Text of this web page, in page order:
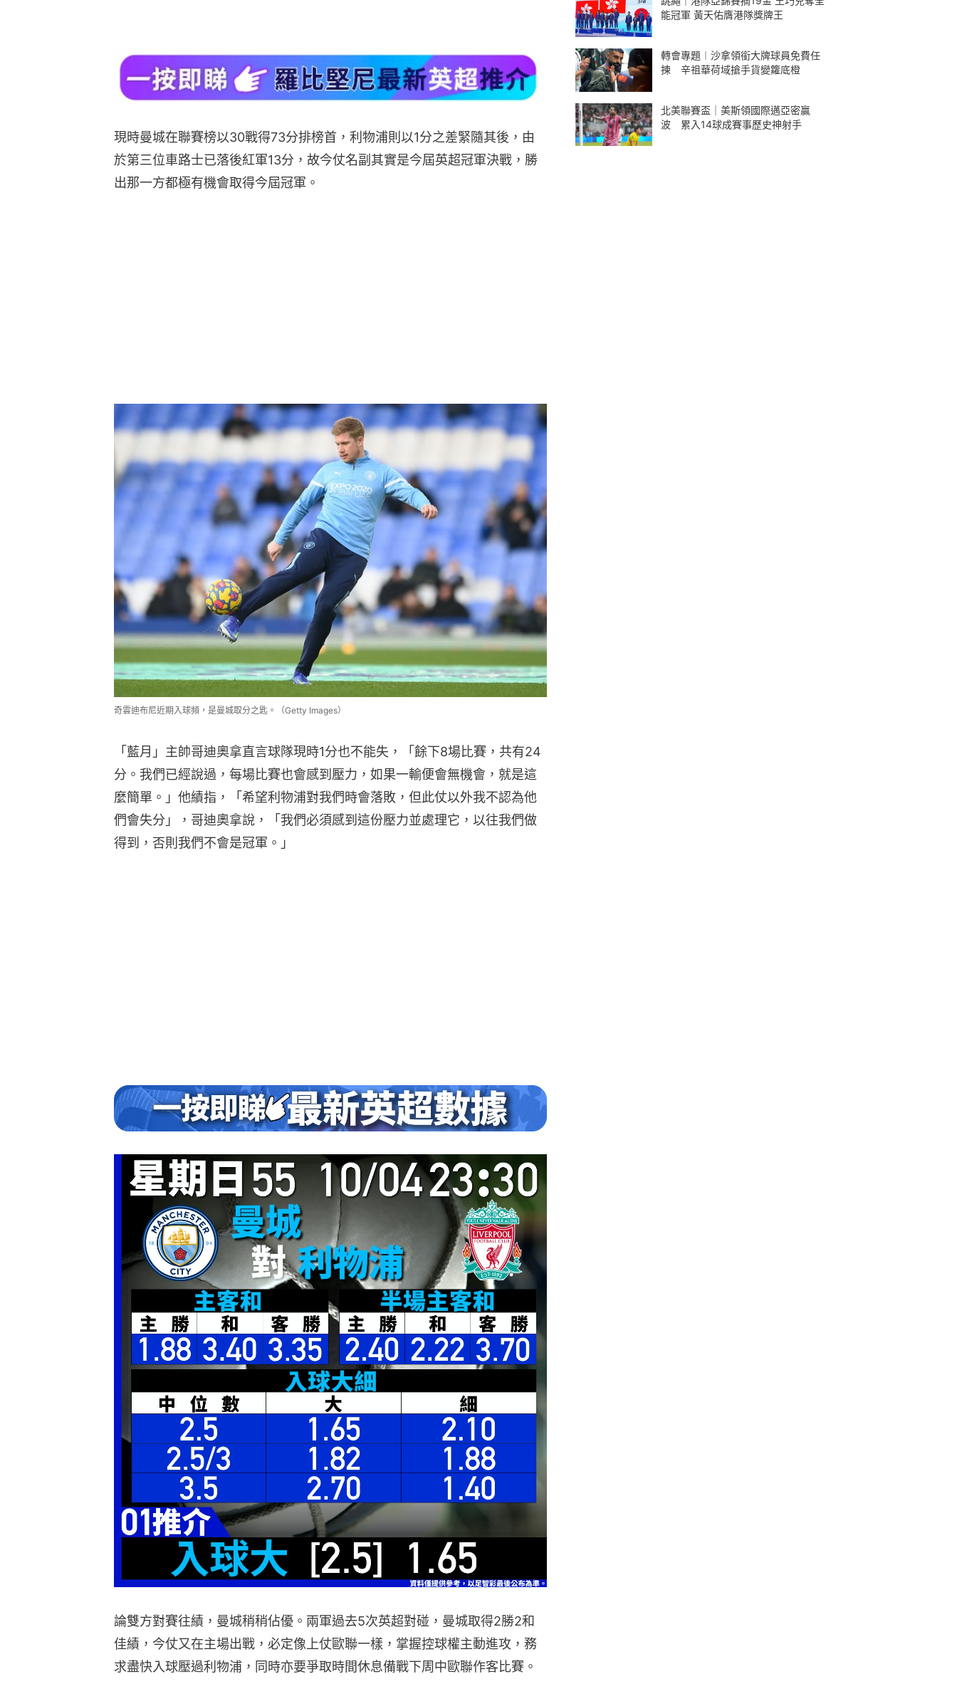
現時曼城在聯賽榜以30戰得73分排榜首，利物浦則以1分之差緊隨其後，由
於第三位車路士已落後紅軍13分，故今仗名副其實是今屆英超冠軍決戰，勝
出那一方都極有機會取得今屆冠軍。
奇雲迪布尼近期入球頻，是曼城取分之匙。（Getty Images）
「藍月」主帥哥迪奧拿直言球隊現時1分也不能失，「餘下8場比賽，共有24
分。我們已經說過，每場比賽也會感到壓力，如果一輸便會無機會，就是這
麼簡單。」他績指，「希望利物浦對我們時會落敗，但此仗以外我不認為他
們會失分」，哥迪奧拿說，「我們必須感到這份壓力並處理它，以往我們做
得到，否則我們不會是冠軍。」
論雙方對賽往績，曼城稍稍佔優。兩軍過去5次英超對碰，曼城取得2勝2和
佳績，今仗又在主場出戰，必定像上仗歐聯一樣，掌握控球權主動進攻，務
求盡快入球壓過利物浦，同時亦要爭取時間休息備戰下周中歐聯作客比賽。
能冠軍 黃天佑膺港隊獎牌王
轉會專題︱沙拿領銜大牌球員免費任
揀 辛祖華荷域搶手貨變籮底橙
北美聯賽盃｜美斯領國際邁亞密贏
波 累入14球成賽事歷史神射手